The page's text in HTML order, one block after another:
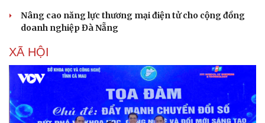
Nâng cao năng lực thương mại điện tử cho cộng đồng
doanh nghiệp Đà Nẵng
XÃ HỘI